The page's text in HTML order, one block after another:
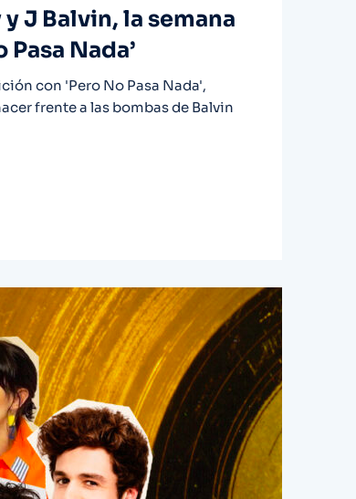
J Balvin, la semana
Nada’
con 'Pero No Pasa Nada',
frente a las bombas de Balvin